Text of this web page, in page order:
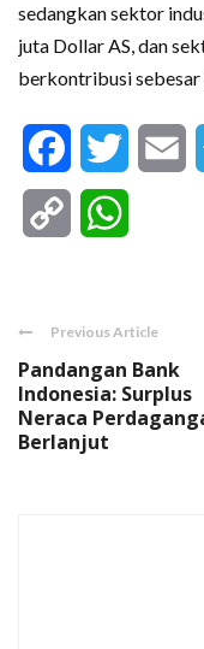
sedangkan sektor
juta Dollar AS, dan
berkontribusi sebesar
FacebookTwitter
Copy
Previous Article
Pandangan Bank
Indonesia: Surplus
Neraca
Berlanjut